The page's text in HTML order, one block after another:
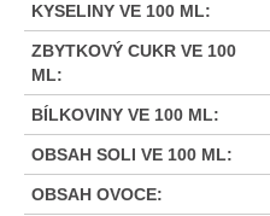
KYSELINY VE 100 ML:
ZBYTKOVÝ CUKR VE 100
ML:
BÍLKOVINY VE 100 ML:
OBSAH SOLI VE 100 ML:
OBSAH OVOCE: